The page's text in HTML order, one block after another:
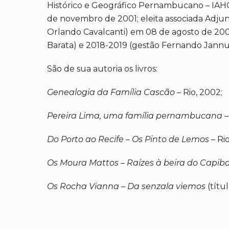
Histórico e Geográfico Pernambucano –
de novembro de 2001; eleita associada
Orlando Cavalcanti) em 08 de agosto de
Barata) e 2018-2019 (gestão Fernando
São de sua autoria os livros:
Genealogia da Família Cascão – Rio, 2002;
Pereira Lima, uma família pernambucana
Do Porto ao Recife – Os Pinto de Lemos –
Os Moura Mattos – Raízes à beira do
Os Rocha Vianna – Da senzala viemos